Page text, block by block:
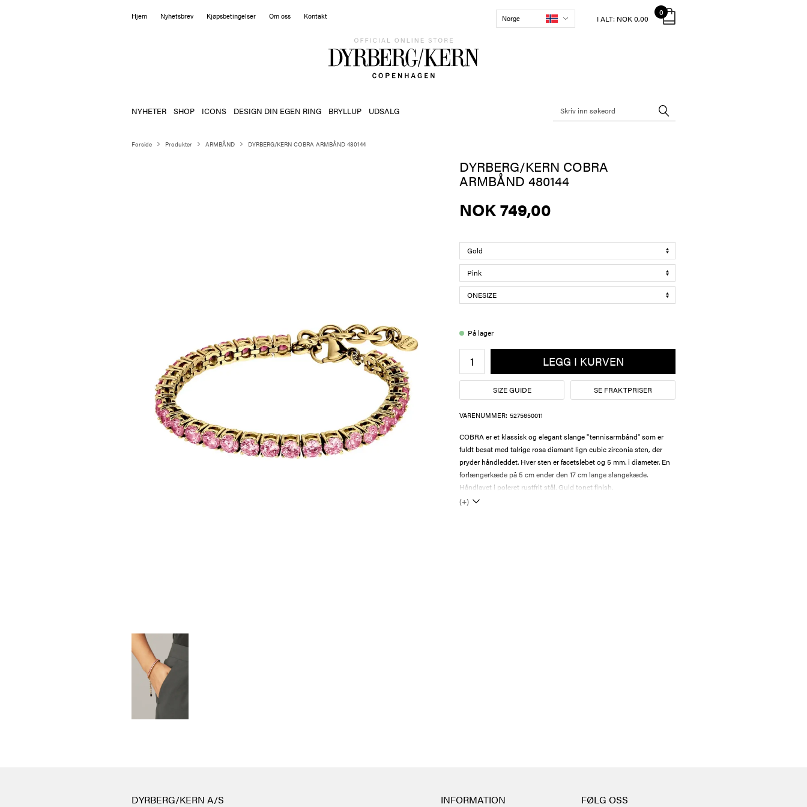
Hjem Nyhetsbrev Kjøpsbetingelser Om oss Kontakt Norge
0
I ALT: NOK 0,00
NYHETER SHOP ICONS DESIGN DIN EGEN RING BRYLLUP UDSALG
Forside Produkter ARMBÅND DYRBERG/KERN COBRA ARMBÅND 480144
DYRBERG/KERN COBRA
ARMBÅND 480144
NOK 749,00
På lager
LEGG I KURVEN
SIZE GUIDE SE FRAKTPRISER
VARENUMMER: 5275650011
COBRA er et klassisk og elegant slange "tennisarmbånd" som er
fuldt besat med talrige rosa diamant lign cubic zirconia sten, der
pryder håndleddet. Hver sten er facetslebet og 5 mm. i diameter. En
forlængerkæde på 5 cm ender den 17 cm lange slangekæde.
Håndlavet i poleret rustfrit stål. Guld tonet finish.
(+)
DYRBERG/KERN A/S INFORMATION FØLG OSS